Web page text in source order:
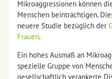
Mikroaggressionen können
Menschen beinträchtigen.
neuere Studie bezüglich der
Frauen.
Ein hohes Ausmaß an
spezielle Gruppe von
gesellschaftlich verankerte